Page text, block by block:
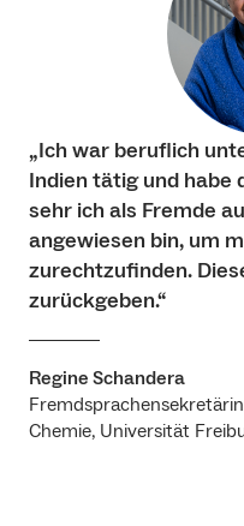
„Ich war beruflich
Indien tätig und habe
sehr ich als Fremde
angewiesen bin, um
zurechtzufinden.
zurückgeben.“
Regine Schandera
Chemie, Universität